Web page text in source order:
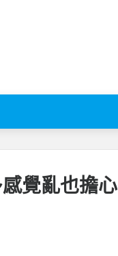
覺亂也擔心